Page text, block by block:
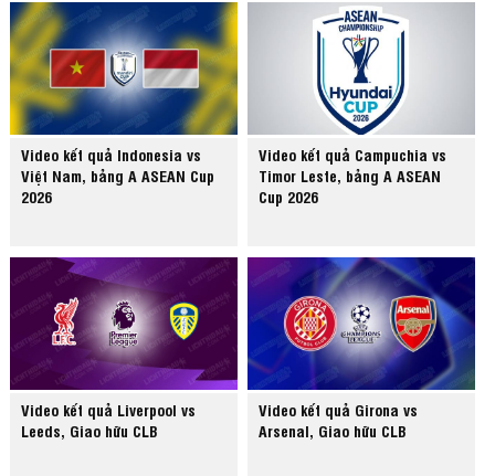
Video kết quả Indonesia vs
Việt Nam, bảng A ASEAN Cup
2026
Video kết quả Campuchia vs
Timor Leste, bảng A ASEAN
Cup 2026
Video kết quả Liverpool vs
Leeds, Giao hữu CLB
Video kết quả Girona vs
Arsenal, Giao hữu CLB